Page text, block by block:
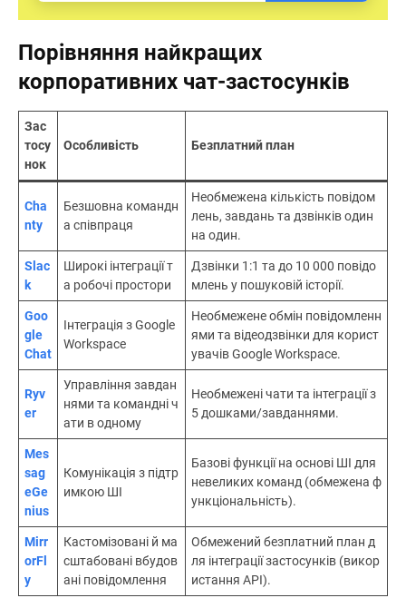
Порівняння найкращих
корпоративних чат-застосунків
Зас
тосу
нок
Особливість Безплатний план
Cha
nty
Безшовна командн
а співпраця
Необмежена кількість повідом
лень, завдань та дзвінків один
на один.
Slac
k
Широкі інтеграції т
а робочі простори
Дзвінки 1:1 та до 10 000 повідо
млень у пошуковій історії.
Goo
gle
Chat
Інтеграція з Google
Workspace
Необмежене обмін повідомленн
ями та відеодзвінки для корист
увачів Google Workspace.
Ryv
er
Управління завдан
нями та командні ч
ати в одному
Необмежені чати та інтеграції з
5 дошками/завданнями.
Mes
sag
eGe
nius
Комунікація з підтр
имкою ШІ
Базові функції на основі ШІ для
невеликих команд (обмежена ф
ункціональність).
Mirr
orFl
y
Кастомізовані й ма
сштабовані вбудов
ані повідомлення
Обмежений безплатний план д
ля інтеграції застосунків (викор
истання API).